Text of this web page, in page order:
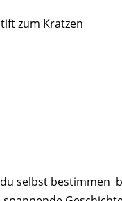
zum Kratzen
selbst bestimmen